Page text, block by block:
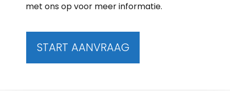
met ons op voor meer informatie.
START AANVRAAG